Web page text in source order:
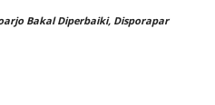
Bakal Diperbaiki, Disporapar